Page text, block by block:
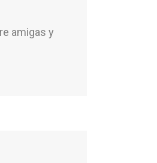
amigas y